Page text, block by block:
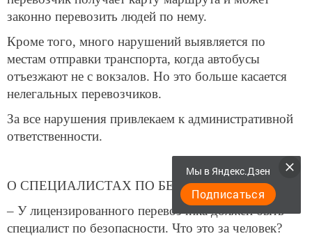
законно перевозить людей по нему.
Кроме того, много нарушений выявляется по
местам отправки транспорта, когда автобусы
отъезжают не с вокзалов. Но это больше касается
нелегальных перевозчиков.
За все нарушения привлекаем к административной
ответственности.
О СПЕЦИАЛИСТАХ ПО БЕЗОПАСНОСТИ
– У лицензированного перевозчика должен быть
специалист по безопасности. Что это за человек?
Мы в Яндекс.Дзен
Подписаться